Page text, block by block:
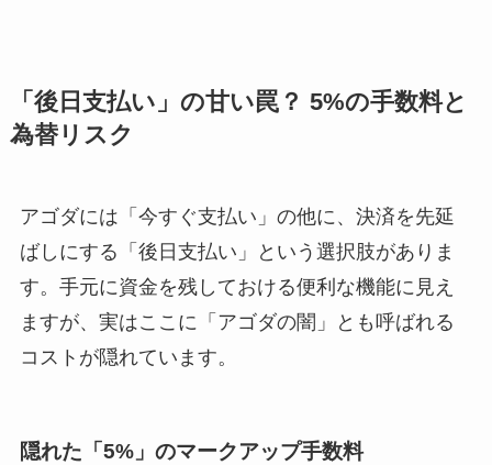
「後日支払い」の甘い罠？ 5%の手数料と
為替リスク
アゴダには「今すぐ支払い」の他に、決済を先延
ばしにする「後日支払い」という選択肢がありま
す。手元に資金を残しておける便利な機能に見え
ますが、実はここに「アゴダの闇」とも呼ばれる
コストが隠れています。
隠れた「5%」のマークアップ手数料